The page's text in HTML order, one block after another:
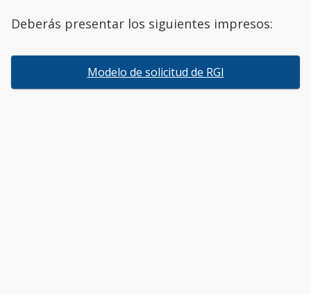
Deberás presentar los siguientes impresos:
Modelo de solicitud de RGI